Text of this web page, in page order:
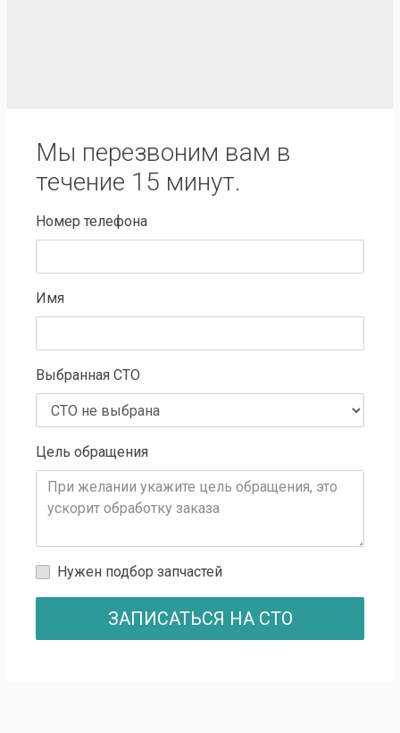
Мы перезвоним вам в
течение 15 минут.
Номер телефона
Имя
Выбранная СТО
Цель обращения
Нужен подбор запчастей
ЗАПИСАТЬСЯ НА СТО